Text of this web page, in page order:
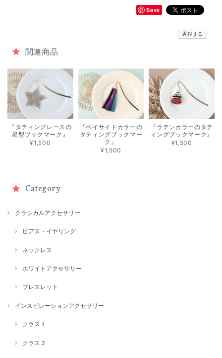
Save
通報する
関連商品
『タティングレースの
星型ブックマーク』
¥1,500
『ベイサイドカラーの
タティングブックマー
ク』
¥1,500
『ラテンカラーのタテ
ィングブックマーク』
¥1,500
Category
クラシカルアクセサリー
ピアス・イヤリング
ネックレス
ホワイトアクセサリー
ブレスレット
インスピレーションアクセサリー
クラス１
クラス２